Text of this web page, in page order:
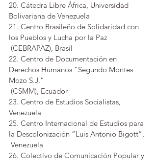
20. Cátedra Libre África, Universidad
Bolivariana de Venezuela
21. Centro Brasileño de Solidaridad con
los Pueblos y Lucha por la Paz
(CEBRAPAZ), Brasil
22. Centro de Documentación en
Derechos Humanos “Segundo Montes
Mozo S.J.”
(CSMM), Ecuador
23. Centro de Estudios Socialistas,
Venezuela
25. Centro Internacional de Estudios para
la Descolonización “Luis Antonio Bigott”,
Venezuela
26. Colectivo de Comunicación Popular y